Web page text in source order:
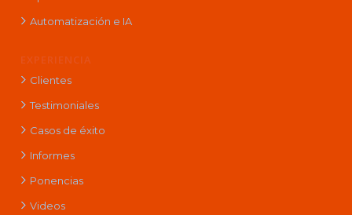
Automatización e IA
EXPERIENCIA
Clientes
Testimoniales
Casos de éxito
Informes
Ponencias
Videos